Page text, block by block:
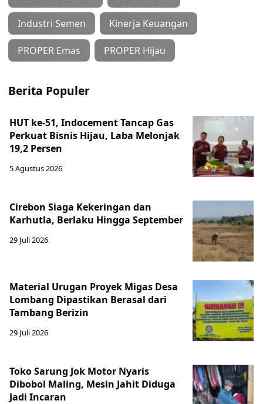
Industri Semen Kinerja Keuangan
PROPER Emas PROPER Hijau
Berita Populer
HUT ke-51, Indocement Tancap Gas
Perkuat Bisnis Hijau, Laba Melonjak
19,2 Persen
5 Agustus 2026
Cirebon Siaga Kekeringan dan
Karhutla, Berlaku Hingga September
29 Juli 2026
Material Urugan Proyek Migas Desa
Lombang Dipastikan Berasal dari
Tambang Berizin
29 Juli 2026
Toko Sarung Jok Motor Nyaris
Dibobol Maling, Mesin Jahit Diduga
Jadi Incaran